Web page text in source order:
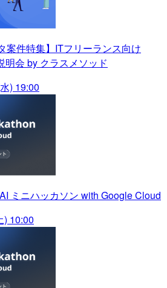
案件特集】ITフリーランス向け
明会 by クラスメソッド
) 19:00
ミニハッカソン with Google Cloud
) 10:00